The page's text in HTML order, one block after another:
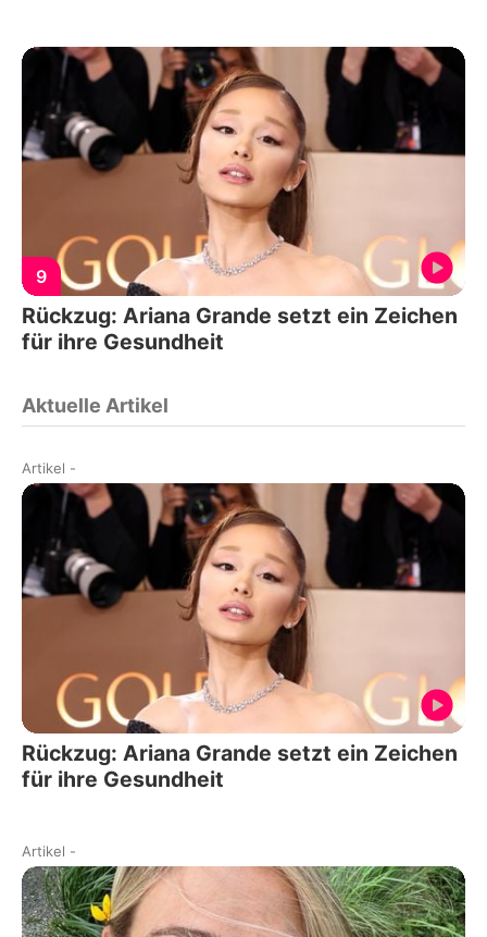
9
Rückzug: Ariana Grande setzt ein Zeichen
für ihre Gesundheit
Aktuelle Artikel
Artikel -
Rückzug: Ariana Grande setzt ein Zeichen
für ihre Gesundheit
Artikel -